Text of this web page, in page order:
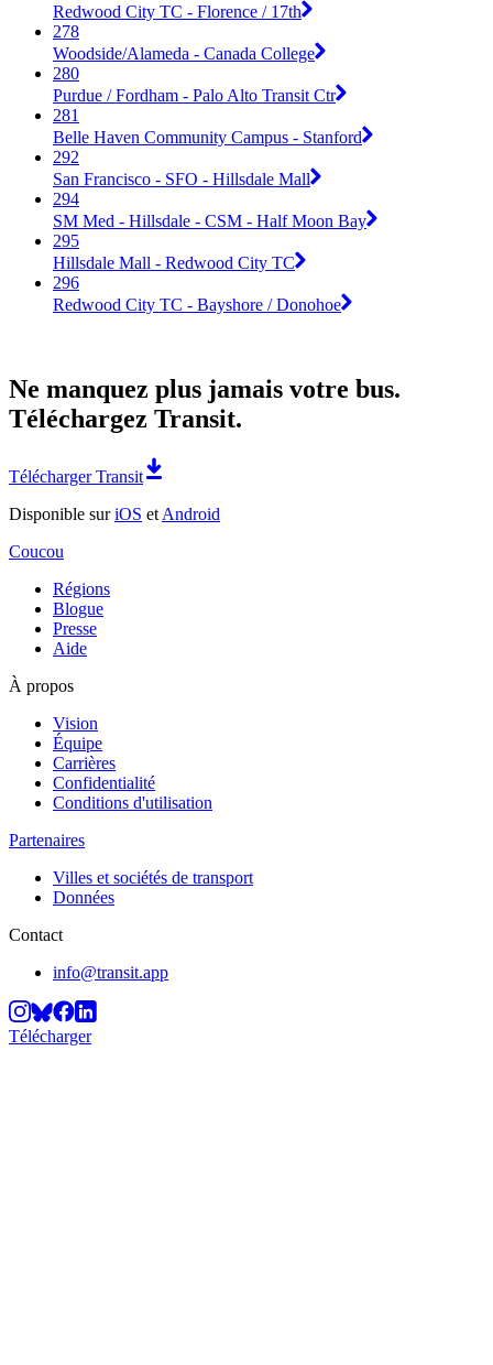
Redwood City TC - Florence / 17th
278
Woodside/Alameda - Canada College
280
Purdue / Fordham - Palo Alto Transit Ctr
281
Belle Haven Community Campus - Stanford
292
San Francisco - SFO - Hillsdale Mall
294
SM Med - Hillsdale - CSM - Half Moon Bay
295
Hillsdale Mall - Redwood City TC
296
Redwood City TC - Bayshore / Donohoe
Ne manquez plus jamais votre bus.
Téléchargez Transit.
Télécharger Transit
Disponible suriOS et Android
Coucou
Régions
Blogue
Presse
Aide
À propos
Vision
Équipe
Carrières
Confidentialité
Conditions d'utilisation
Partenaires
Villes et sociétés de transport
Données
Contact
info@transit.app
Télécharger